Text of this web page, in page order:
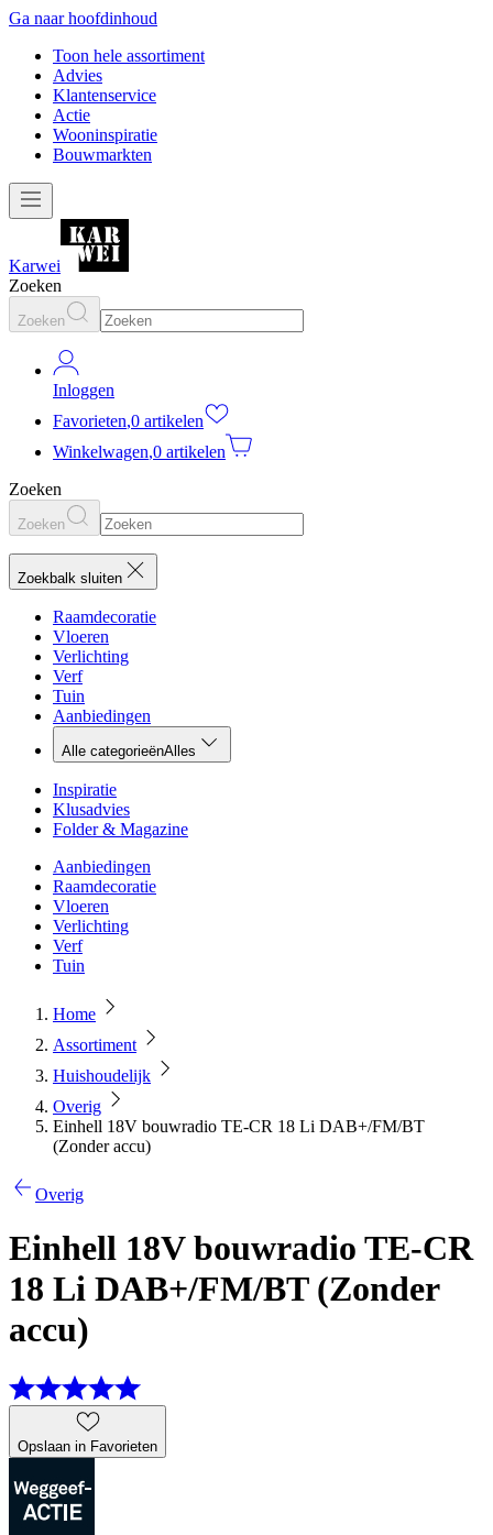
Ga naar hoofdinhoud
Toon hele assortiment
Advies
Klantenservice
Actie
Wooninspiratie
Bouwmarkten
Karwei
Zoeken
Zoeken
Inloggen
Favorieten,0 artikelen
Winkelwagen,0 artikelen
Zoeken
Zoeken
Zoekbalk sluiten
Raamdecoratie
Vloeren
Verlichting
Verf
Tuin
Aanbiedingen
Alle categorieënAlles
Inspiratie
Klusadvies
Folder & Magazine
Aanbiedingen
Raamdecoratie
Vloeren
Verlichting
Verf
Tuin
Home
Assortiment
Huishoudelijk
Overig
Einhell 18V bouwradio TE-CR 18 Li DAB+/FM/BT
(Zonder accu)
Overig
Einhell 18V bouwradio TE-CR
18 Li DAB+/FM/BT (Zonder
accu)
Opslaan in Favorieten